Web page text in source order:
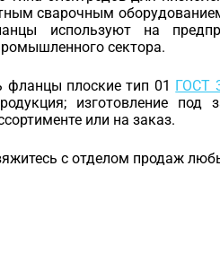
сварочным
используют на
сектора.
фланцы плоские тип 01 ГОСТ
изготовление
или на заказ.
с отделом продаж